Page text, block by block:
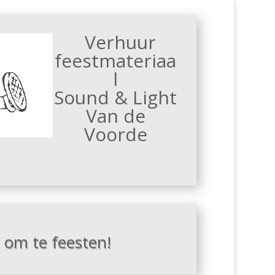
Verhuur
feestmateriaa
l
Sound & Light
Van de
Voorde
om te feesten!